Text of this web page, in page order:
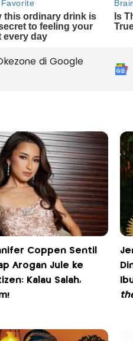
di Google
Coppen Sentil
Arogan Jule ke
Kalau Salah,